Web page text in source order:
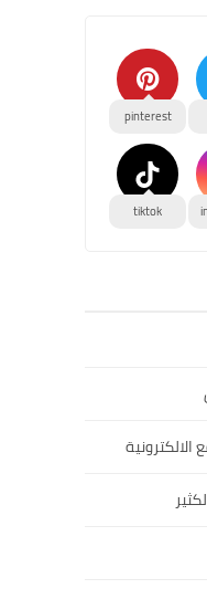
pinterest
tiktok